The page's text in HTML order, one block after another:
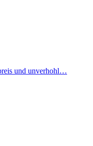
und unverhohl…